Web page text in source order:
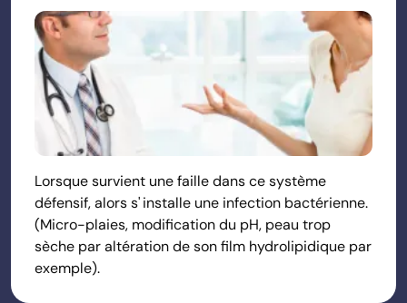
Lorsque survient une faille dans ce système
défensif, alors s' installe une infection bactérienne.
(Micro-plaies, modification du pH, peau trop
sèche par altération de son film hydrolipidique par
exemple).